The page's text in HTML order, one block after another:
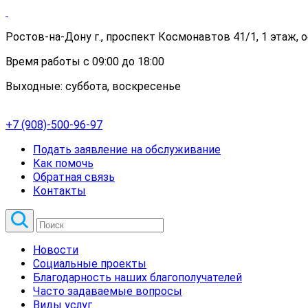
Ростов-на-Дону г., проспект Космонавтов 41/1, 1 этаж,
Время работы с 09:00 до 18:00
Выходные: суббота, воскресенье
+7 (908)-500-96-97
Подать заявление на обслуживание
Как помочь
Обратная связь
Контакты
Новости
Социальные проекты
Благодарность наших благополучателей
Часто задаваемые вопросы
Виды услуг